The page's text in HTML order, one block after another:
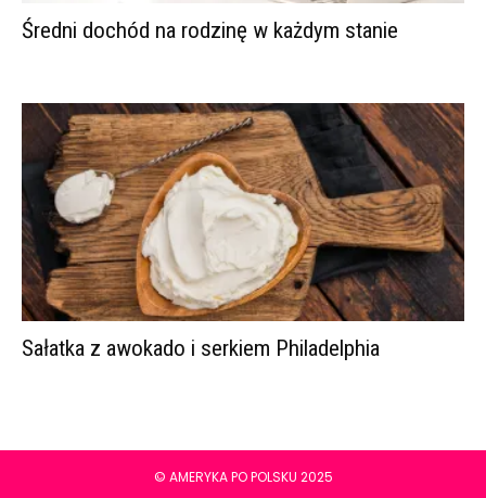
Średni dochód na rodzinę w każdym stanie
Sałatka z awokado i serkiem Philadelphia
© AMERYKA PO POLSKU 2025